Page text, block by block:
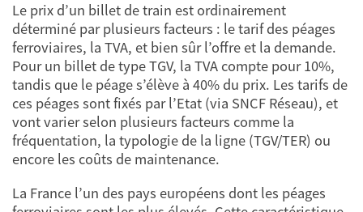
Le prix d’un billet de train est ordinairement
déterminé par plusieurs facteurs : le tarif des péages
ferroviaires, la TVA, et bien sûr l’offre et la demande.
Pour un billet de type TGV, la TVA compte pour 10%,
tandis que le péage s’élève à 40% du prix. Les tarifs de
ces péages sont fixés par l’Etat (via SNCF Réseau), et
vont varier selon plusieurs facteurs comme la
fréquentation, la typologie de la ligne (TGV/TER) ou
encore les coûts de maintenance.
La France l’un des pays européens dont les péages